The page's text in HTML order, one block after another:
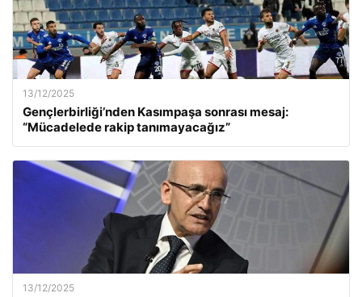
13/12/2025
Gençlerbirliği’nden Kasımpaşa sonrası mesaj:
“Mücadelede rakip tanımayacağız”
13/12/2025